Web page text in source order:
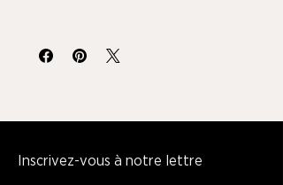
Inscrivez-vous à notre lettre